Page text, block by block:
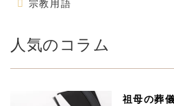
宗教用語
人気のコラム
祖母の葬